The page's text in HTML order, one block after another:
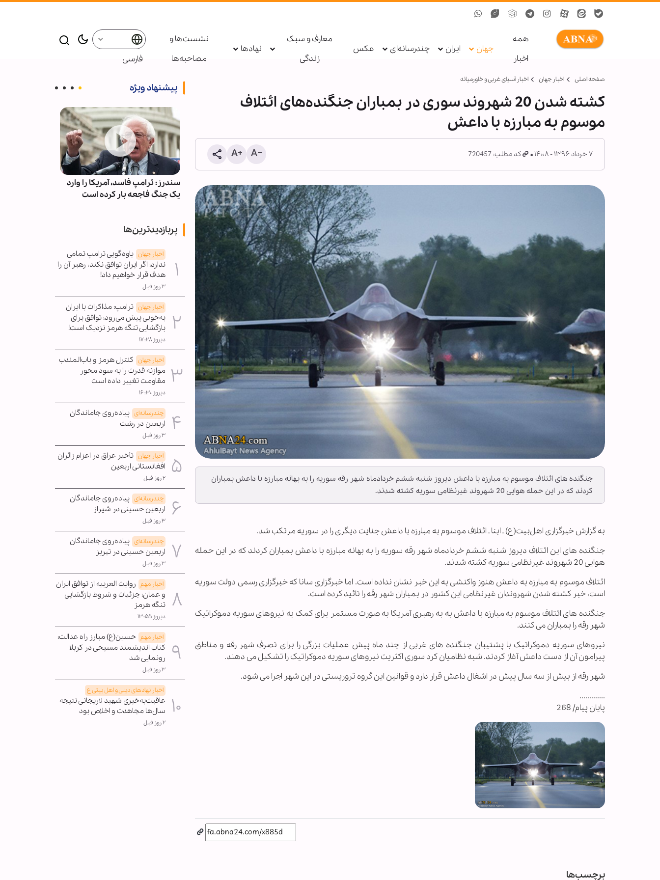
همه
اخبار
جهان ایران چندرسانه‌ای عکس
معارف و سبک
زندگی
نهادها
نشست‌ها و
مصاحبه‌ها
فارسی
صفحه اصلی اخبار جهان اخبار آسیای غربی و خاورمیانه
کشته شدن 20 شهروند سوری در بمباران جنگنده‌های ائتلاف
موسوم به مبارزه با داعش
۷ خرداد ۱۳۹۶ - ۱۴:۰۸ کد مطلب: 720457
جنگنده های ائتلاف موسوم به مبارزه با داعش دیروز شنبه ششم خردادماه شهر رقه سوریه را به بهانه مبارزه با داعش بمباران
کردند که در این حمله هوایی 20 شهروند غیرنظامی سوریه کشته شدند.
به گزارش خبرگزاری اهل‌بیت(ع) ـ ابنا ـ ائتلاف موسوم به مبارزه با داعش جنایت دیگری را در سوریه مرتکب شد.
جنگنده های این ائتلاف دیروز شنبه ششم خردادماه شهر رقه سوریه را به بهانه مبارزه با داعش بمباران کردند که در این حمله
هوایی 20 شهروند غیرنظامی سوریه کشته شدند.
ائتلاف موسوم به مبارزه به داعش هنوز واکنشی به این خبر نشان نداده است. اما خبرگزاری سانا که خبرگزاری رسمی دولت سوریه
است، خبر کشته شدن شهروندان غیرنظامی این کشور در بمباران شهر رقه را تائید کرده است.
جنگنده های ائتلاف موسوم به مبارزه با داعش به به رهبری آمریکا به صورت مستمر برای کمک به نیروهای سوریه دموکراتیک
شهر رقه را بمباران می کنند.
نیروهای سوریه دموکراتیک با پشتیبان جنگنده های غربی از چند ماه پیش عملیات بزرگی را برای تصرف شهر رقه و مناطق
پیرامون آن از دست داعش آغاز کردند. شبه نظامیان کرد سوری اکثریت نیروهای سوریه دموکراتیک را تشکیل می دهند.
شهر رقه از بیش از سه سال پیش در اشغال داعش قرار دارد و قوانین این گروه تروریستی در این شهر اجرا می شود.
.............
پایان پیام/ 268
برچسب‌ها
پیشنهاد ویژه
۳۰۰ کودک در غزه از زمان اعلام
آتش‌بس تا کنون شهید شدند
سندرز: ترامپ فاسد، آمریکا را وارد
یک جنگ فاجعه بار کرده است
پربازدیدترین‌ها
اخبار جهان یاوه‌گویی ترامپ تمامی
ندارد؛ اگر ایران توافق نکند، رهبر آن را
هدف قرار خواهیم داد!
۳ روز قبل
اخبار جهان ترامپ: مذاکرات با ایران
به‌خوبی پیش می‌رود؛ توافق برای
بازگشایی تنگه هرمز نزدیک است!
دیروز ۱۷:۲۸
اخبار جهان کنترل هرمز و باب‌المندب
موازنه قدرت را به سود محور
مقاومت تغییر داده است
دیروز ۱۶:۳۰
چندرسانه‌ای پیاده‌روی جاماندگان
اربعین در رشت
۳ روز قبل
اخبار جهان تأخیر عراق در اعزام زائران
افغانستانی اربعین
۲ روز قبل
چندرسانه‌ای پیاده‌روی جاماندگان
اربعین حسینی در شیراز
۳ روز قبل
چندرسانه‌ای پیاده‌روی جاماندگان
اربعین حسینی در تبریز
۳ روز قبل
اخبار مهم روایت العربیه از توافق ایران
و عمان؛ جزئیات و شروط بازگشایی
تنگه هرمز
دیروز ۱۳:۵۵
اخبار مهم حسین(ع) مبارز راه عدالت؛
کتاب اندیشمند مسیحی در کربلا
رونمایی شد
۳ روز قبل
اخبار نهادهای دینی و اهل بیتی ع
عاقبت‌به‌خیری شهید لاریجانی نتیجه
سال‌ها مجاهدت و اخلاص بود
۲ روز قبل